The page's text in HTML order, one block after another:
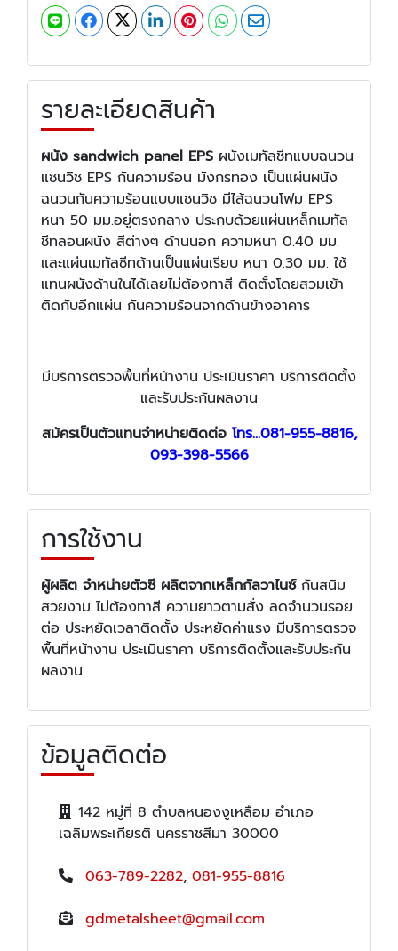
รายละเอียดสินค้า
ผนัง sandwich panel EPS ผนังเมทัลชีทแบบฉนวน
แซนวิช EPS กันความร้อน มังกรทอง เป็นแผ่นผนัง
ฉนวนกันความร้อนแบบแซนวิช มีไส้ฉนวนโฟม EPS
หนา 50 มม.อยู่ตรงกลาง ประกบด้วยแผ่นเหล็กเมทัล
ชีทลอนผนัง สีต่างๆ ด้านนอก ความหนา 0.40 มม.
และแผ่นเมทัลชีทด้านเป็นแผ่นเรียบ หนา 0.30 มม. ใช้
แทนผนังด้านในได้เลยไม่ต้องทาสี ติดตั้งโดยสวมเข้า
ติดกับอีกแผ่น กันความร้อนจากด้านข้างอาคาร
มีบริการตรวจพื้นที่หน้างาน ประเมินราคา บริการติดตั้ง
และรับประกันผลงาน
สมัครเป็นตัวแทนจำหน่ายติดต่อ โทร...081-955-8816,
093-398-5566
การใช้งาน
ผู้ผลิต จำหน่ายตัวซี ผลิตจากเหล็กกัลวาไนซ์กันสนิม
สวยงาม ไม่ต้องทาสี ความยาวตามสั่ง ลดจำนวนรอย
ต่อ ประหยัดเวลาติดตั้ง ประหยัดค่าแรง มีบริการตรวจ
พื้นที่หน้างาน ประเมินราคา บริการติดตั้งและรับประกัน
ผลงาน
ข้อมูลติดต่อ
142 หมู่ที่ 8 ตำบลหนองงูเหลือม อำเภอ
เฉลิมพระเกียรติ นครราชสีมา 30000
063-789-2282, 081-955-8816
gdmetalsheet@gmail.com